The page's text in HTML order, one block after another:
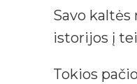
Savo
istorijos į
Tokios